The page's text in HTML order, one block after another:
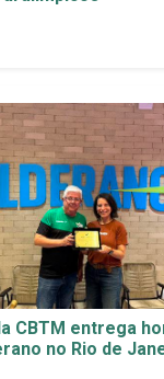
CBTM entrega
no Rio de